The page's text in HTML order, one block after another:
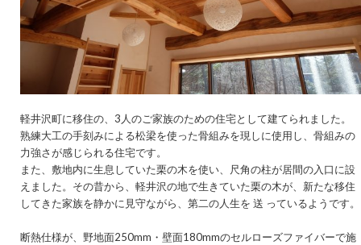
軽井沢町に移住の、3人のご家族のための住宅として建てられました。
熟練大工の手刻みによる松梁を使った骨組みを現しに使用し、骨組みの
力強さが感じられる住宅です。
また、敷地内に生息していた栗の木を使い、尺角の柱が居間の入口に設
えました。その昔から、軽井沢の地で生きていた栗の木が、新たな移住
してきた家族を静かに見守ながら、第二の人生を 送 っているようです。
断熱仕様が、野地面250mm・壁面180mmのセルローズファイバーで施